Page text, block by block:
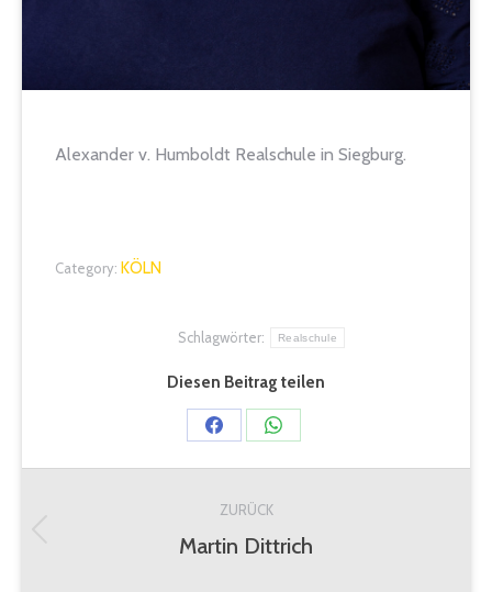
Alexander v. Humboldt Realschule in Siegburg.
Category: KÖLN
Schlagwörter: Realschule
Diesen Beitrag teilen
Share
on
Facebook
Share
on
WhatsApp
ZURÜCK
Vorheriger
Martin Dittrich